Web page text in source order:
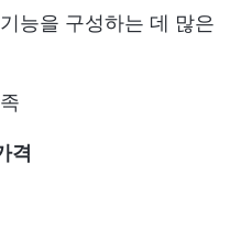
능을 구성하는 데 많은
격